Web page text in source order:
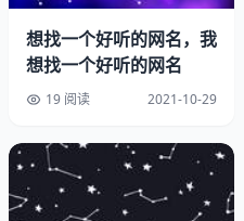
10、昔颜
11、狼狈
12、梦
13、断点
14、画心
想找一个好听的网名，我
想找一个好听的网名
19 阅读 2021-10-29